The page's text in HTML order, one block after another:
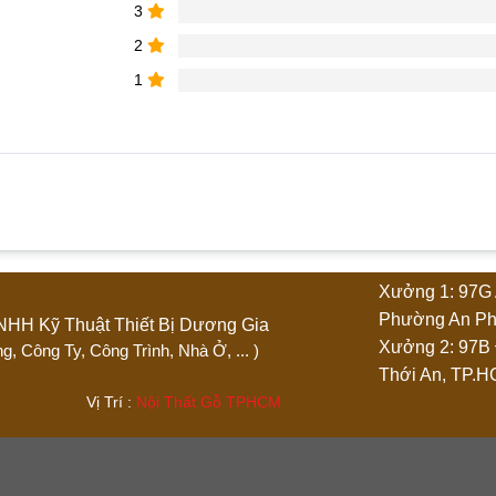
3
2
1
“Tủ hồ sơ di động 3 ngăn vân gỗ”
TNHH Kỹ Thuật Thiết Bị Dương Gia
Công Ty, Công Trình, Nhà Ở, ... )
Vị Trí : Nội Thất Gỗ TPHCM
Xưởng 1:
Phường An
Xưởng 2:
Thới An,